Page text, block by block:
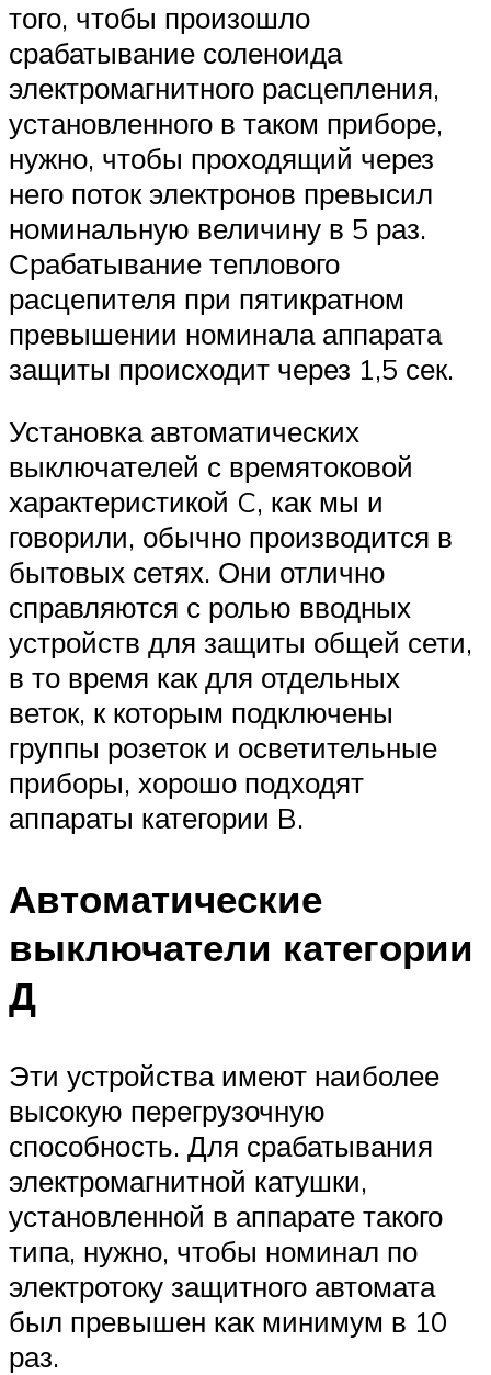
того, чтобы произошло
срабатывание соленоида
электромагнитного расцепления,
установленного в таком приборе,
нужно, чтобы проходящий через
него поток электронов превысил
номинальную величину в 5 раз.
Срабатывание теплового
расцепителя при пятикратном
превышении номинала аппарата
защиты происходит через 1,5 сек.
Установка автоматических
выключателей с времятоковой
характеристикой C, как мы и
говорили, обычно производится в
бытовых сетях. Они отлично
справляются с ролью вводных
устройств для защиты общей сети,
в то время как для отдельных
веток, к которым подключены
группы розеток и осветительные
приборы, хорошо подходят
аппараты категории B.
Автоматические
выключатели категории
Д
Эти устройства имеют наиболее
высокую перегрузочную
способность. Для срабатывания
электромагнитной катушки,
установленной в аппарате такого
типа, нужно, чтобы номинал по
электротоку защитного автомата
был превышен как минимум в 10
раз.